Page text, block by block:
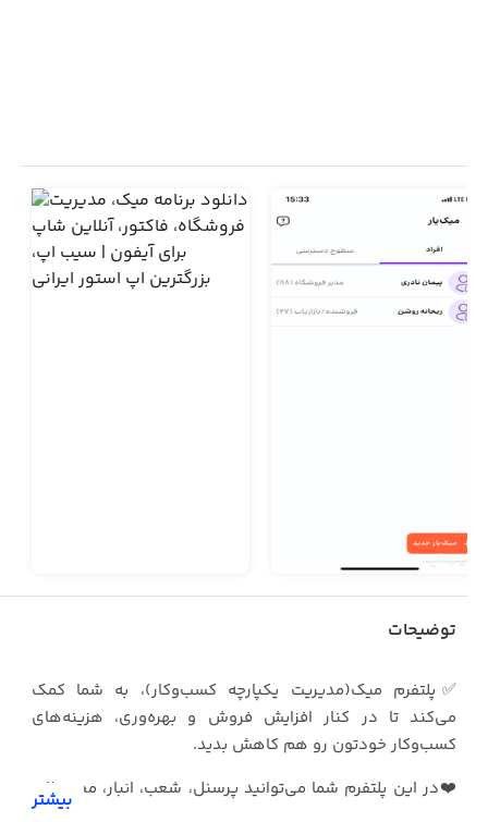
توضیحات
✅پلتفرم میک(مدیریت یکپارچه کسب‌وکار)، به شما کمک
می‌کند تا در کنار افزایش فروش و بهره‌وری، هزینه‌های
کسب‌وکار خودتون رو هم کاهش بدید.
❤️در این پلتفرم شما می‌توانید پرسنل، شعب، انبار، محصولات
خود را بدون محدودیت مدیریت نمایید و تمام فروشندگان و
بیشتر